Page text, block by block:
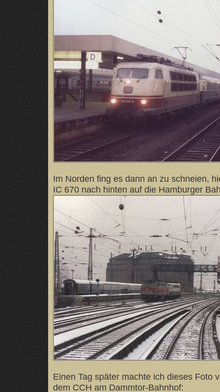
Im Norden fing es dann an zu schneien,
IC 670 nach hinten auf die Hamburger
Einen Tag später machte ich dieses Foto
dem CCH am Dammtor-Bahnhof: